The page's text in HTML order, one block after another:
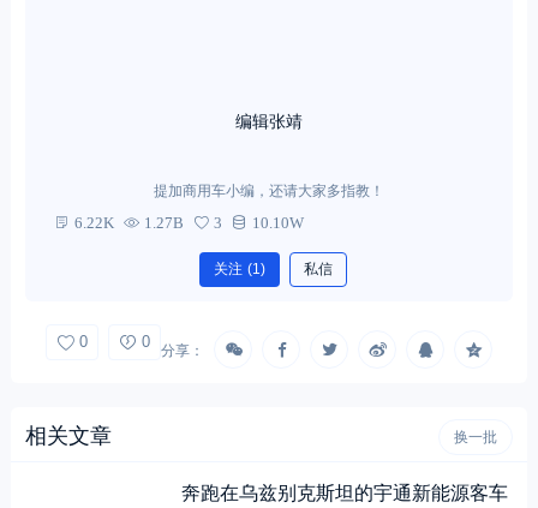
提加商用车小编，还请大家多指教！
关注 (1) 私信
分享：
奔跑在乌兹别克斯坦的宇通新能源客车
16.30W